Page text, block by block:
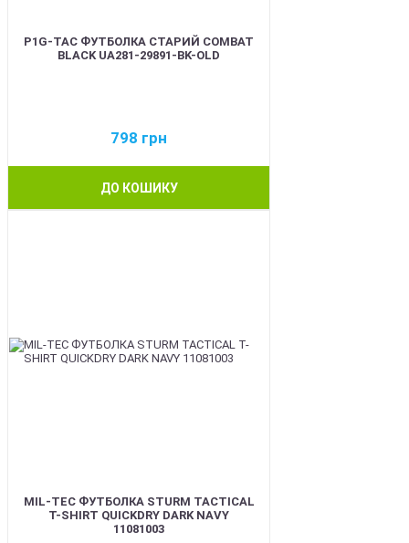
P1G-TAC ФУТБОЛКА СТАРИЙ COMBAT
BLACK UA281-29891-BK-OLD
798 грн
ДО КОШИКУ
MIL-TEC ФУТБОЛКА STURM TACTICAL
T-SHIRT QUICKDRY DARK NAVY
11081003